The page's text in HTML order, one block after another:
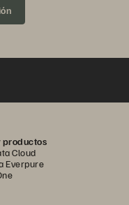
productos
Cloud
Everpure